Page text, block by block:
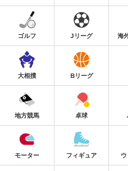
ゴルフ Jリーグ 海
大相撲 Bリーグ
地方競馬 卓球
モーター フィギュア